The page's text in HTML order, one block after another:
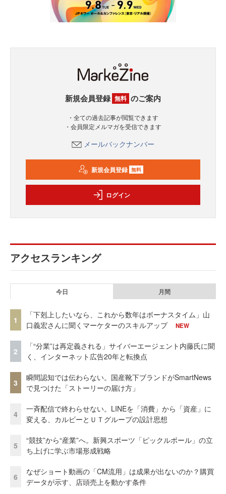
新規会員登録 無料 のご案内
・全ての過去記事が閲覧できます
・会員限定メルマガを受信できます
メールバックナンバー
新規会員登録 無料
ログイン
アクセスランキング
今日 月間
1
「下剋上したいなら、これから数年はボーナスタイム」山
口義宏さんに聞くマーケターのスキルアップ
NEW
2
「“分業”は再定義される」サイバーエージェント内藤氏に聞
く、インターネット広告20年と転換点
3
瞬間認知では伝わらない。国産靴下ブランドがSmartNews
で見つけた「ストーリーの届け方」
4
一斉配信で終わらせない。LINEを「消費」から「資産」に
変える、カルビーとＵＴグループの設計思想
5
“競技”から“産業”へ。新興スポーツ「ピックルボール」の立
ち上げに学ぶ市場形成戦略
6
なぜショート動画の「CM流用」は成果が出ないのか？購買
データが示す、店頭売上を動かす条件